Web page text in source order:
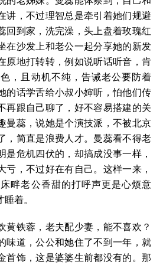
讲，不过理智总是牵引着她们规避
回到家，洗完澡，头上盘着玫瑰红
在沙发上和老公一起分享她的新发
原地打转转，例如说听话听音，肯
，且动机不纯，告诫老公要防着
的话学舌给小叔小婶听，怕他们传
再跟自己聊了，好不容易搭建的关
曼蕊，说她是个演技派，不被北京
，简直是浪费人才。曼蕊看不得老
是危机四伏的，却搞成没事一样，
亏，不过好在有自己。这样一来，
畔老公香甜的打呼声更是心烦意
着。
黄铁蓉，老夫配少妻，能不喜欢？
味道，公公和她住了不到一年，就
首饰，这是婆婆生前都没有的。那